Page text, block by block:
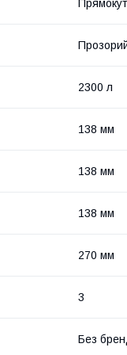
2300 л
138 мм
138 мм
138 мм
270 мм
3
Без